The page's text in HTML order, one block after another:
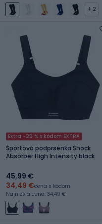
+ 2
Extra -25 % s kódom EXTRA
Športová podprsenka Shock
Absorber High Intensity black
45,99 €
34,49 €cena s kódom
Najnižšia cena: 34,49 €